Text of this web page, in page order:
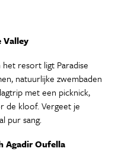
Valley
resort ligt Paradise
natuurlijke zwembaden
met een picknick,
de kloof. Vergeet je
pur sang.
Agadir Oufella